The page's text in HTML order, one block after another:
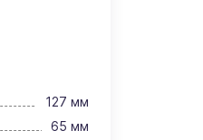
127 мм
65 мм